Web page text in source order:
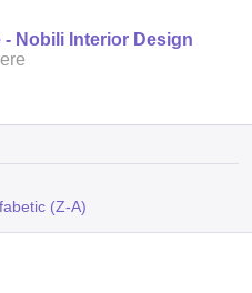
Nobili Interior Design
(Z-A)